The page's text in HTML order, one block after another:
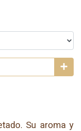
Su aroma y